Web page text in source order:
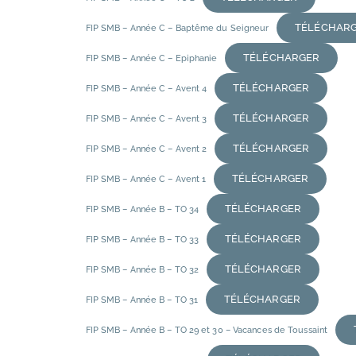
FIP SMB – Année C – Baptême du Seigneur
FIP SMB – Année C – Epiphanie TÉLÉCHARGER
FIP SMB – Année C – Avent 4 TÉLÉCHARGER
FIP SMB – Année C – Avent 3 TÉLÉCHARGER
FIP SMB – Année C – Avent 2 TÉLÉCHARGER
FIP SMB – Année C – Avent 1 TÉLÉCHARGER
FIP SMB – Année B – TO 34 TÉLÉCHARGER
FIP SMB – Année B – TO 33 TÉLÉCHARGER
FIP SMB – Année B – TO 32 TÉLÉCHARGER
FIP SMB – Année B – TO 31 TÉLÉCHARGER
FIP SMB – Année B – TO 29 et 30 – Vacances de Toussaint